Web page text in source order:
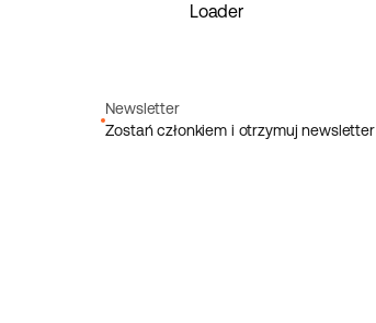
Loader
Newsletter
Zostań członkiem i otrzymuj newsletter